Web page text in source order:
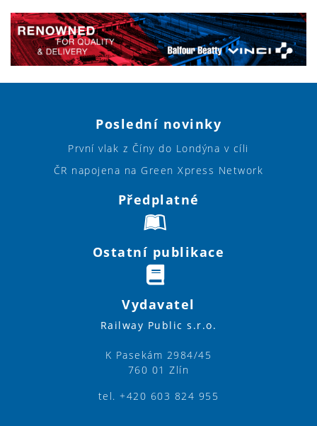
Poslední novinky
První vlak z Číny do Londýna v cíli
ČR napojena na Green Xpress Network
Předplatné
Ostatní publikace
Vydavatel
Railway Public s.r.o.
K Pasekám 2984/45
760 01 Zlín
tel. +420 603 824 955